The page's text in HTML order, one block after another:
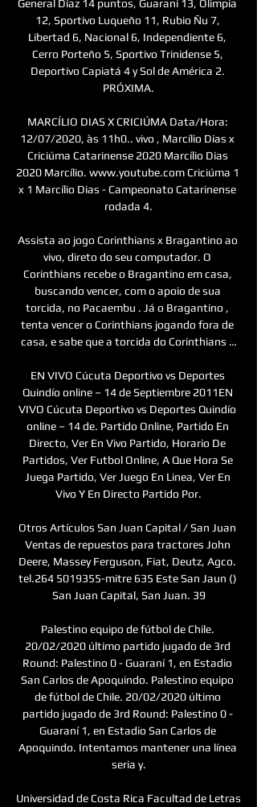
General Díaz 14 puntos, Guaraní 13, Olimpia
12, Sportivo Luqueño 11, Rubio Ñu 7,
Libertad 6, Nacional 6, Independiente 6,
Cerro Porteño 5, Sportivo Trinidense 5,
Deportivo Capiatá 4 y Sol de América 2.
PRÓXIMA.
MARCÍLIO DIAS X CRICIÚMA Data/Hora:
12/07/2020, às 11h0.. vivo , Marcílio Dias x
Criciúma Catarinense 2020 Marcílio Dias
2020 Marcílio. www.youtube.com Criciúma 1
x 1 Marcílio Dias - Campeonato Catarinense
rodada 4.
Assista ao jogo Corinthians x Bragantino ao
vivo, direto do seu computador. O
Corinthians recebe o Bragantino em casa,
buscando vencer, com o apoio de sua
torcida, no Pacaembu . Já o Bragantino ,
tenta vencer o Corinthians jogando fora de
casa, e sabe que a torcida do Corinthians …
EN VIVO Cúcuta Deportivo vs Deportes
Quindío online – 14 de Septiembre 2011EN
VIVO Cúcuta Deportivo vs Deportes Quindío
online – 14 de. Partido Online, Partido En
Directo, Ver En Vivo Partido, Horario De
Partidos, Ver Futbol Online, A Que Hora Se
Juega Partido, Ver Juego En Linea, Ver En
Vivo Y En Directo Partido Por.
Otros Artículos San Juan Capital / San Juan
Ventas de repuestos para tractores John
Deere, Massey Ferguson, Fiat, Deutz, Agco.
tel.264 5019355-mitre 635 Este San Jaun ()
San Juan Capital, San Juan. 39
Palestino equipo de fútbol de Chile.
20/02/2020 último partido jugado de 3rd
Round: Palestino 0 - Guaraní 1, en Estadio
San Carlos de Apoquindo. Palestino equipo
de fútbol de Chile. 20/02/2020 último
partido jugado de 3rd Round: Palestino 0 -
Guaraní 1, en Estadio San Carlos de
Apoquindo. Intentamos mantener una línea
seria y.
Universidad de Costa Rica Facultad de Letras